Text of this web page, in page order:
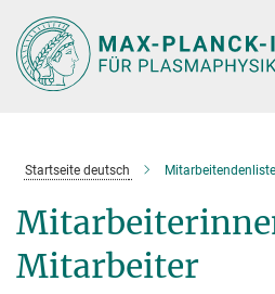
Hauptinhalt
Startseite deutsch Mitarbeitendenliste
Mitarbeiter